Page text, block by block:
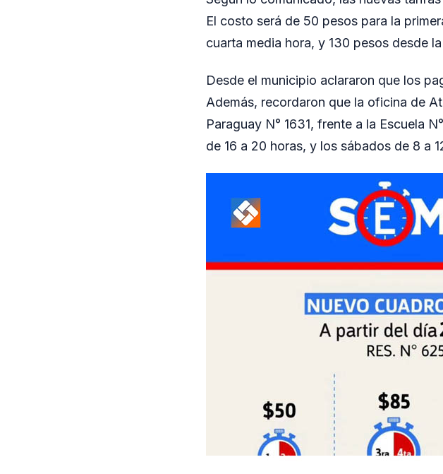
El costo será de 50 pesos para la
cuarta media hora, y 130 pesos desde
Desde el municipio aclararon que los
Además, recordaron que la oficina de
Paraguay N° 1631, frente a la Escuela
de 16 a 20 horas, y los sábados de 8 a